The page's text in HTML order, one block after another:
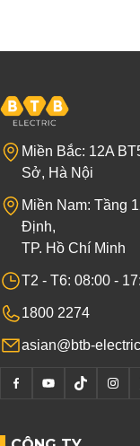
Miền Bắc: 12A
Sở, Hà Nội
Miền Nam: Tầng
Định,
TP. Hồ Chí Minh
T2 - T6: 08:00 -
1800 2274
asian@btb-